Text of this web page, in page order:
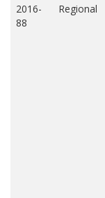
2016-
88
Regional